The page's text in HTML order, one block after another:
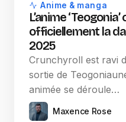
Anime & manga
L’anime
officiellement la
2025
Crunchyroll est ravi
sortie de
animée se déroule…
Maxence Rose